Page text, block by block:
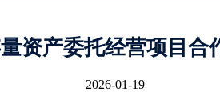
资产委托经营项目合
2026-01-19